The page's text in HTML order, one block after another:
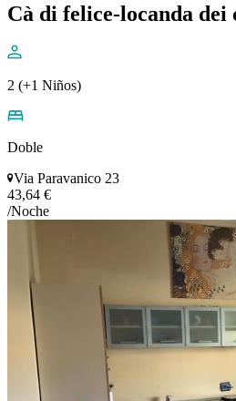
Cà di felice-locanda dei
2 (+1 Niños)
Doble
Via Paravanico 23
43,64 €
/Noche